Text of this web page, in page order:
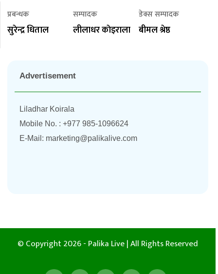
प्रबन्धक
सुरेन्द्र धिताल
सम्पादक
लीलाधर काेइराला
डेक्स सम्पादक
बीमल श्रेष्ठ
Advertisement
Liladhar Koirala
Mobile No. : +977 985-1096624
E-Mail: marketing@palikalive.com
© Copyright 2026 - Palika Live | All Rights Reserved